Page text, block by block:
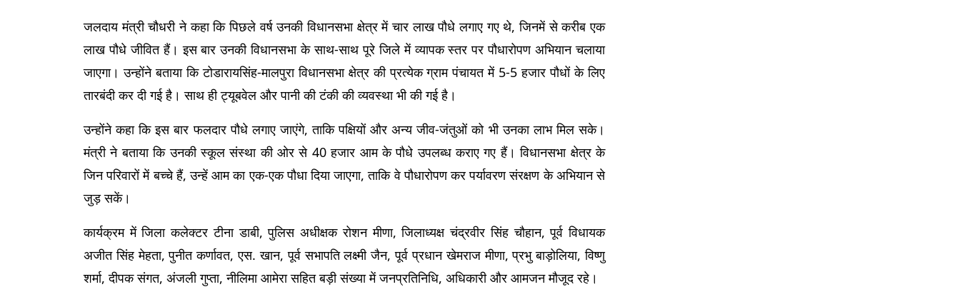
जलदाय मंत्री चौधरी ने कहा कि पिछले वर्ष उनकी विधानसभा क्षेत्र में चार लाख पौधे लगाए गए थे, जिनमें से करीब एक
लाख पौधे जीवित हैं। इस बार उनकी विधानसभा के साथ-साथ पूरे जिले में व्यापक स्तर पर पौधारोपण अभियान चलाया
जाएगा। उन्होंने बताया कि टोडारायसिंह-मालपुरा विधानसभा क्षेत्र की प्रत्येक ग्राम पंचायत में 5-5 हजार पौधों के लिए
तारबंदी कर दी गई है। साथ ही ट्यूबवेल और पानी की टंकी की व्यवस्था भी की गई है।
उन्होंने कहा कि इस बार फलदार पौधे लगाए जाएंगे, ताकि पक्षियों और अन्य जीव-जंतुओं को भी उनका लाभ मिल सके।
मंत्री ने बताया कि उनकी स्कूल संस्था की ओर से 40 हजार आम के पौधे उपलब्ध कराए गए हैं। विधानसभा क्षेत्र के
जिन परिवारों में बच्चे हैं, उन्हें आम का एक-एक पौधा दिया जाएगा, ताकि वे पौधारोपण कर पर्यावरण संरक्षण के अभियान से
जुड़ सकें।
कार्यक्रम में जिला कलेक्टर टीना डाबी, पुलिस अधीक्षक रोशन मीणा, जिलाध्यक्ष चंद्रवीर सिंह चौहान, पूर्व विधायक
अजीत सिंह मेहता, पुनीत कर्णावत, एस. खान, पूर्व सभापति लक्ष्मी जैन, पूर्व प्रधान खेमराज मीणा, प्रभु बाड़ोलिया, विष्णु
शर्मा, दीपक संगत, अंजली गुप्ता, नीलिमा आमेरा सहित बड़ी संख्या में जनप्रतिनिधि, अधिकारी और आमजन मौजूद रहे।